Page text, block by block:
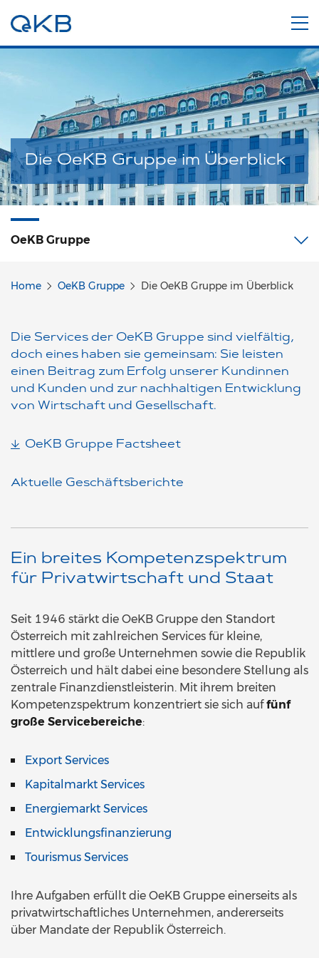
Die OeKB Gruppe im Überblick
OeKB Gruppe
Home OeKB Gruppe Die OeKB Gruppe im Überblick
Die Services der OeKB Gruppe sind vielfältig,
doch eines haben sie gemeinsam: Sie leisten
einen Beitrag zum Erfolg unserer Kundinnen
und Kunden und zur nachhaltigen Entwicklung
von Wirtschaft und Gesellschaft.
OeKB Gruppe Factsheet
Aktuelle Geschäftsberichte
Ein breites Kompetenzspektrum
für Privatwirtschaft und Staat
Seit 1946 stärkt die OeKB Gruppe den Standort
Österreich mit zahlreichen Services für kleine,
mittlere und große Unternehmen sowie die Republik
Österreich und hält dabei eine besondere Stellung als
zentrale Finanzdienstleisterin. Mit ihrem breiten
Kompetenzspektrum konzentriert sie sich auffünf
große Servicebereiche:
Export Services
Kapitalmarkt Services
Energiemarkt Services
Entwicklungsfinanzierung
Tourismus Services
Ihre Aufgaben erfüllt die OeKB Gruppe einerseits als
privatwirtschaftliches Unternehmen, andererseits
über Mandate der Republik Österreich.